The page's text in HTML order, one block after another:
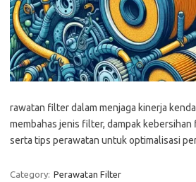
rawatan filter dalam menjaga kinerja
membahas jenis filter, dampak
serta tips perawatan untuk optimalisasi
Category: Perawatan Filter